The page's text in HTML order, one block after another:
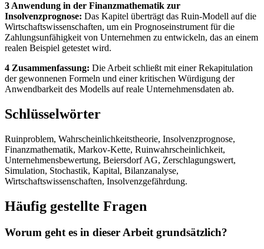
3 Anwendung in der Finanzmathematik zur
Insolvenzprognose: Das Kapitel überträgt das Ruin-Modell auf die
Wirtschaftswissenschaften, um ein Prognoseinstrument für die
Zahlungsunfähigkeit von Unternehmen zu entwickeln, das an einem
realen Beispiel getestet wird.
4 Zusammenfassung: Die Arbeit schließt mit einer Rekapitulation
der gewonnenen Formeln und einer kritischen Würdigung der
Anwendbarkeit des Modells auf reale Unternehmensdaten ab.
Schlüsselwörter
Ruinproblem, Wahrscheinlichkeitstheorie, Insolvenzprognose,
Finanzmathematik, Markov-Kette, Ruinwahrscheinlichkeit,
Unternehmensbewertung, Beiersdorf AG, Zerschlagungswert,
Simulation, Stochastik, Kapital, Bilanzanalyse,
Wirtschaftswissenschaften, Insolvenzgefährdung.
Häufig gestellte Fragen
Worum geht es in dieser Arbeit grundsätzlich?